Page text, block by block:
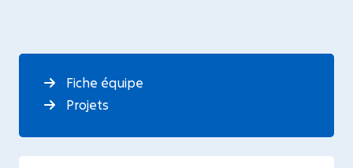
Fiche équipe
Projets